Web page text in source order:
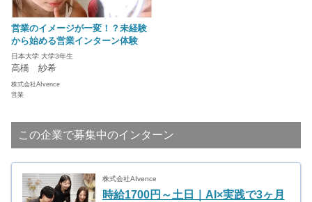
営業のイメージが一変！？未経験
から始める営業インターン体験
日本大学 大学3年生
高橋 紗希
株式会社AIvence
営業
この企業で募集中のインターン
株式会社AIvence
時給1700円～土日｜AI×実践で3ヶ月